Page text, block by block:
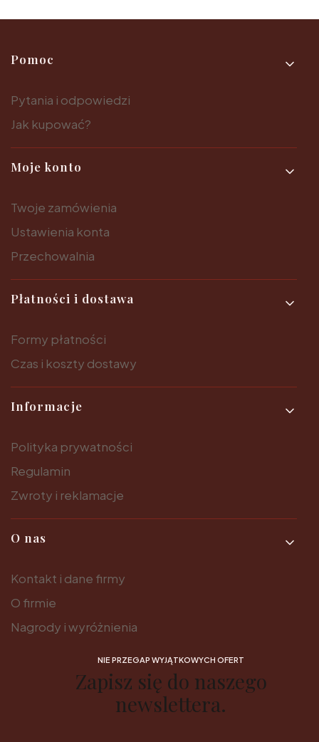
Linki w stopce
Pomoc
Pytania i odpowiedzi
Jak kupować?
Moje konto
Twoje zamówienia
Ustawienia konta
Przechowalnia
Płatności i dostawa
Formy płatności
Czas i koszty dostawy
Informacje
Polityka prywatności
Regulamin
Zwroty i reklamacje
O nas
Kontakt i dane firmy
O firmie
Nagrody i wyróżnienia
NIE PRZEGAP WYJĄTKOWYCH OFERT
Zapisz się do naszego
newslettera.